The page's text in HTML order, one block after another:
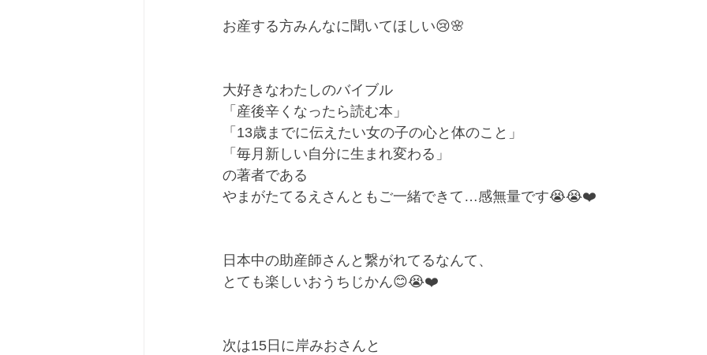
お産する方みんなに聞いてほしい😢🌸﻿
大好きなわたしのバイブル﻿
「産後辛くなったら読む本」﻿
「13歳までに伝えたい女の子の心と体のこと」﻿
「毎月新しい自分に生まれ変わる」﻿
の著者である﻿
やまがたてるえさんともご一緒できて…感無量です😭😭❤️﻿
日本中の助産師さんと繋がれてるなんて、﻿
とても楽しいおうちじかん😊😭❤️﻿
次は15日に岸みおさんと﻿